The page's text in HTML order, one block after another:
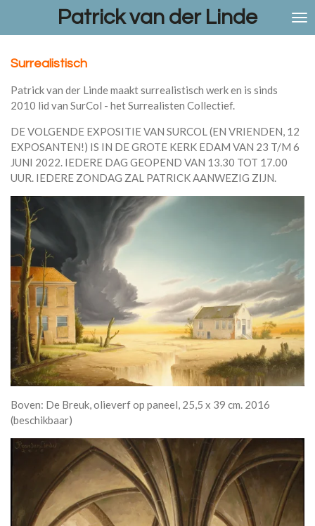
de
Patrick van der Linde
Surrealistisch
Patrick van der Linde maakt surrealistisch werk en is sinds
2010 lid van SurCol - het Surrealisten Collectief.
DE VOLGENDE EXPOSITIE VAN SURCOL (EN VRIENDEN, 12
EXPOSANTEN!) IS IN DE GROTE KERK EDAM VAN 23 T/M 6
JUNI 2022. IEDERE DAG GEOPEND VAN 13.30 TOT 17.00
UUR. IEDERE ZONDAG ZAL PATRICK AANWEZIG ZIJN.
Boven: De Breuk, olieverf op paneel, 25,5 x 39 cm. 2016
(beschikbaar)